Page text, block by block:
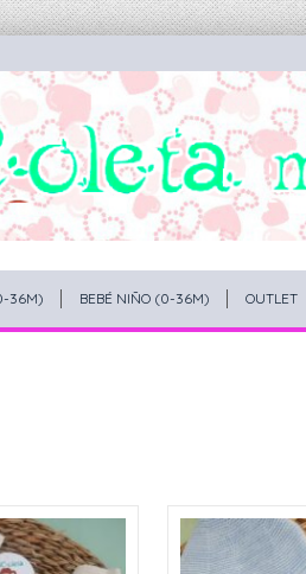
36M) BEBÉ NIÑO (0-36M) OUTLET